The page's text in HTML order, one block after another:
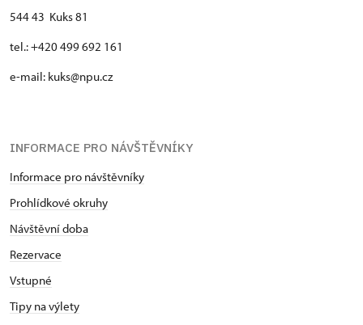
544 43 Kuks 81
tel.: +420 499 692 161
e-mail: kuks@npu.cz
INFORMACE PRO NÁVŠTĚVNÍKY
Informace pro návštěvníky
Prohlídkové okruhy
Návštěvní doba
Rezervace
Vstupné
Tipy na výlety